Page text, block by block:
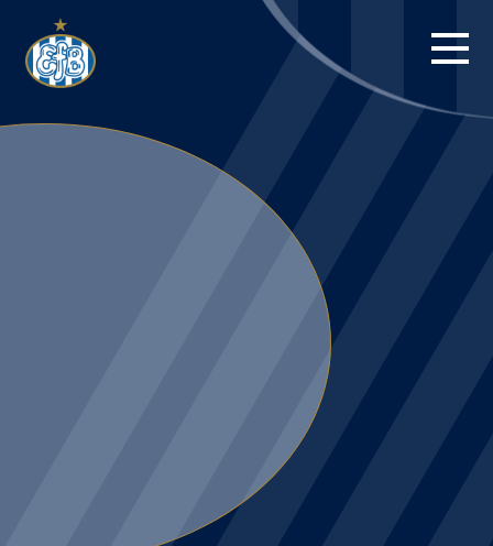
STILLING
BILLETTER
HERREHOLDET
KAMPDAG PÅ
BLUE WATER
KVINDEHOLDET